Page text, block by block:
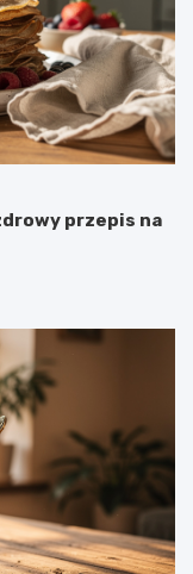
przepis na